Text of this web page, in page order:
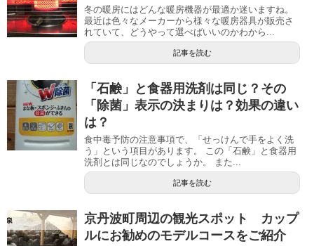
冬の暖房にはどんな暖房機器が最適か迷いますね。
最近は色々なメーカーから様々な暖房器具が販売さ
れていて、どうやって選べばいいのかわから...
記事を読む
「石鹸」と食器用洗剤は同じ？その
「除菌」表示の決まりは？効果の違い
は？
食中毒予防の注意事項で、「せっけんで手をよく洗
う」という項目があります。 この「石鹸」と食器用
洗剤とは同じなのでしょうか。 また...
記事を読む
京丹波町周辺の観光スポット カップ
ルにお勧めのモデルコースをご紹介